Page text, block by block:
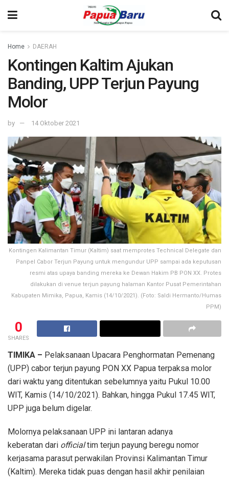
Home DAERAH
Kontingen Kaltim Ajukan
Banding, UPP Terjun Payung
Molor
by 14 Oktober 2021
Kontingen Kalimantan Timur (Kaltim) saat memprotes Technical Delegate dan
Panpel Cabor Terjun Payung untuk mengundur UPP sampai ada keputusan
resmi atas upaya banding mereka ke Dewan Hakim PB PON XX. Protes
dilakukan di venue terjun payung halaman Kantor Pusat Pemerintahan
Kabupaten Mimika, Papua, Kamis (14/10/2021). (Foto: Saldi Hermanto/Humas
PPM)
0
SHARES
TIMIKA – Pelaksanaan Upacara Penghormatan Pemenang
(UPP) cabor terjun payung PON XX Papua terpaksa molor
dari waktu yang ditentukan sebelumnya yaitu Pukul 10.00
WIT, Kamis (14/10/2021). Bahkan, hingga Pukul 17.45 WIT,
UPP juga belum digelar.
Molornya pelaksanaan UPP ini lantaran adanya
keberatan dari officialtim terjun payung beregu nomor
kerjasama parasut perwakilan Provinsi Kalimantan Timur
(Kaltim). Mereka tidak puas dengan hasil akhir penilaian